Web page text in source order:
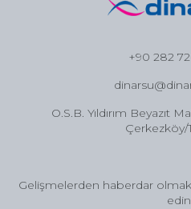
+90 282
O.S.B. Yıldırım Beyazıt
Çerkezköy/
Gelişmelerden haberdar
edin.